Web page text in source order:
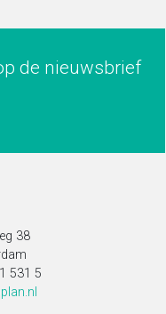
de nieuwsbrief
38
531 5